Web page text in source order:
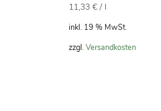
11,33€ / l
inkl. 19 % MwSt.
zzgl.Versandkosten